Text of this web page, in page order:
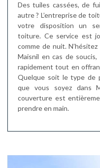
Des tuiles cassées, de
autre ? L’entreprise de
votre disposition un
toiture. Ce service est
comme de nuit.
Maisnil en cas de
rapidement tout en
Quelque soit le type de
que vous soyez dans
couverture est
prendre en main.